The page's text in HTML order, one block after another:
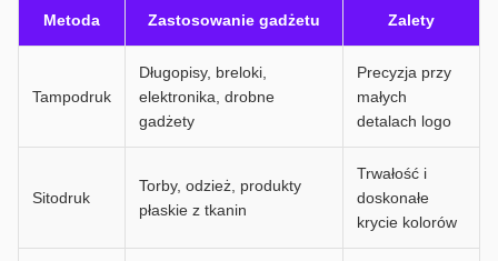
Metoda Zastosowanie gadżetu Zalety
Tampodruk
Długopisy, breloki,
elektronika, drobne
gadżety
Precyzja przy
małych
detalach logo
Sitodruk
Torby, odzież, produkty
płaskie z tkanin
Trwałość i
doskonałe
krycie kolorów